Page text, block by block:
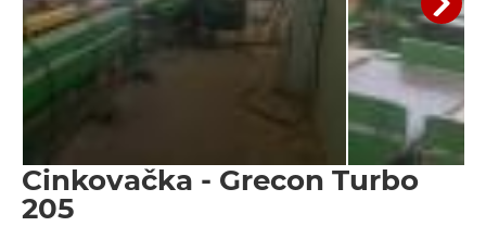
Cinkovačka - Grecon Turbo
205